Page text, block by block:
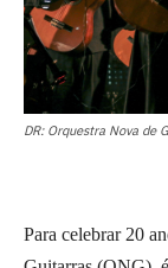
DR: Orquestra Nova de
Para celebrar 20